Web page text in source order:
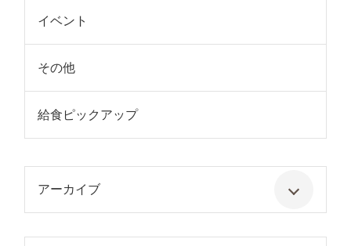
イベント
その他
給食ピックアップ
アーカイブ